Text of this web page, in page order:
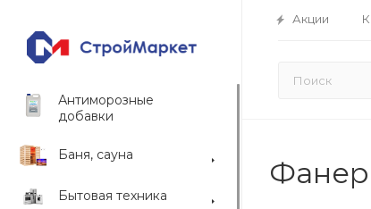
Акции
Антиморозные
добавки
Баня, сауна
Бытовая техника